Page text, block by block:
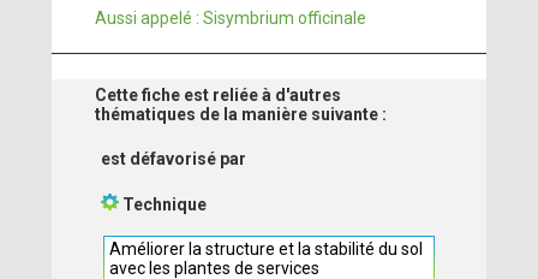
Aussi appelé : Sisymbrium officinale
Cette fiche est reliée à d'autres
thématiques de la manière suivante :
est défavorisé par
Technique
Améliorer la structure et la stabilité du sol
avec les plantes de services